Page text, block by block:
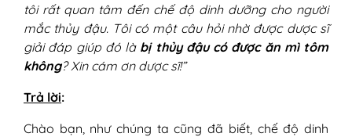
tôi rất quan tâm đến chế độ dinh dưỡng cho người
mắc thủy đậu. Tôi có một câu hỏi nhờ được dược sĩ
giải đáp giúp đó là bị thủy đậu có được ăn mì tôm
không? Xin cám ơn dược sĩ!”
Trả lời:
Chào bạn, như chúng ta cũng đã biết, chế độ dinh